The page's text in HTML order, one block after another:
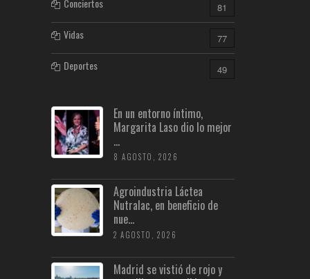
Conciertos 81
Vidas 77
Deportes 49
En un entorno íntimo,
Margarita Laso dio lo mejor
...
8 AGOSTO, 2026
Agroindustria Láctea
Nutralac, en beneficio de
nue...
2 AGOSTO, 2026
Madrid se vistió de rojo y